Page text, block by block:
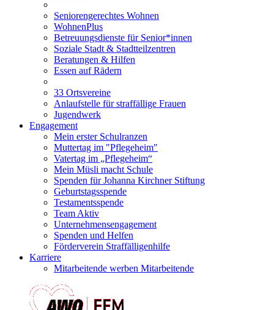
Seniorengerechtes Wohnen
WohnenPlus
Betreuungsdienste für Senior*innen
Soziale Stadt & Stadtteilzentren
Beratungen & Hilfen
Essen auf Rädern
33 Ortsvereine
Anlaufstelle für straffällige Frauen
Jugendwerk
Engagement
Mein erster Schulranzen
Muttertag im "Pflegeheim"
Vatertag im „Pflegeheim“
Mein Müsli macht Schule
Spenden für Johanna Kirchner Stiftung
Geburtstagsspende
Testamentsspende
Team Aktiv
Unternehmensengagement
Spenden und Helfen
Förderverein Straffälligenhilfe
Karriere
Mitarbeitende werben Mitarbeitende